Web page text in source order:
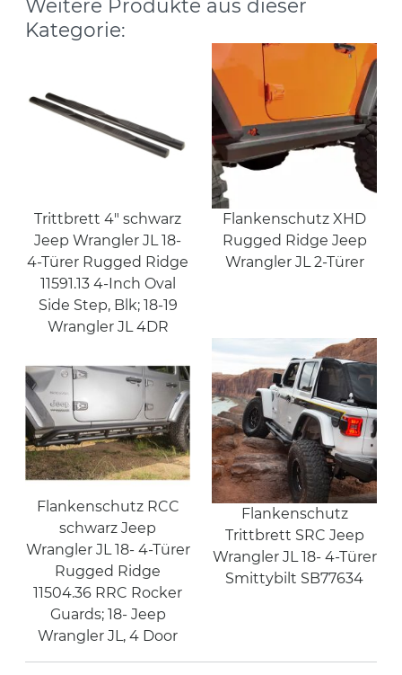
Weitere Produkte aus dieser
Kategorie:
Trittbrett 4" schwarz
Jeep Wrangler JL 18-
4-Türer Rugged Ridge
11591.13 4-Inch Oval
Side Step, Blk; 18-19
Wrangler JL 4DR
Flankenschutz XHD
Rugged Ridge Jeep
Wrangler JL 2-Türer
Flankenschutz RCC
schwarz Jeep
Wrangler JL 18- 4-Türer
Rugged Ridge
11504.36 RRC Rocker
Guards; 18- Jeep
Wrangler JL, 4 Door
Flankenschutz
Trittbrett SRC Jeep
Wrangler JL 18- 4-Türer
Smittybilt SB77634